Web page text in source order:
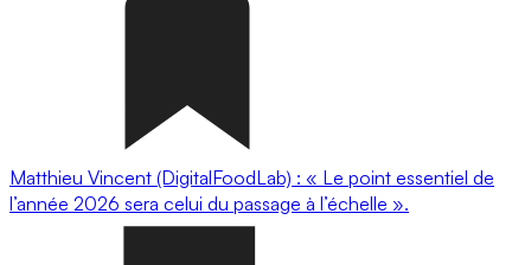
Matthieu Vincent (DigitalFoodLab) : « Le point essentiel de
l’année 2026 sera celui du passage à l’échelle ».